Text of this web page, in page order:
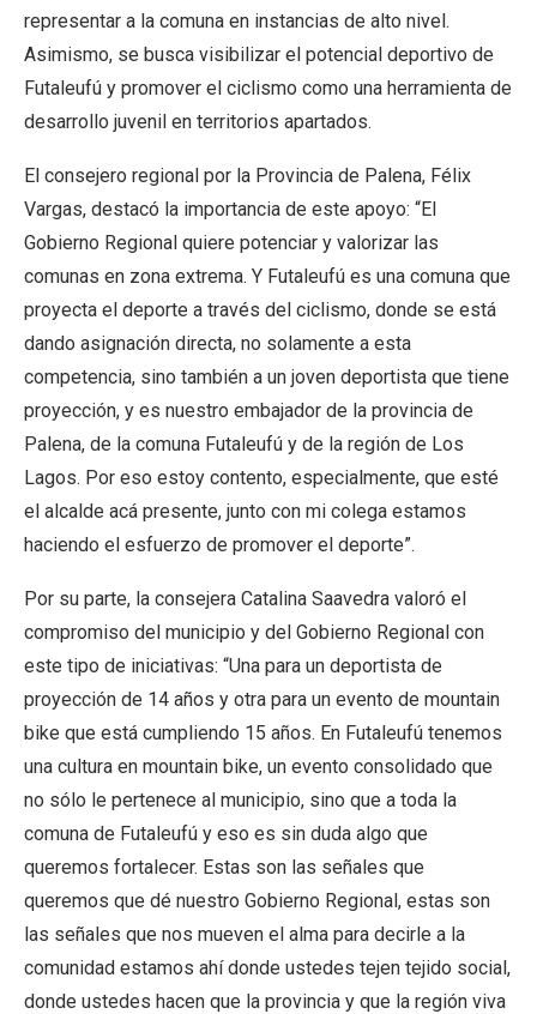
representar a la comuna en instancias de alto nivel.
Asimismo, se busca visibilizar el potencial deportivo de
Futaleufú y promover el ciclismo como una herramienta de
desarrollo juvenil en territorios apartados.
El consejero regional por la Provincia de Palena, Félix
Vargas, destacó la importancia de este apoyo: “El
Gobierno Regional quiere potenciar y valorizar las
comunas en zona extrema. Y Futaleufú es una comuna que
proyecta el deporte a través del ciclismo, donde se está
dando asignación directa, no solamente a esta
competencia, sino también a un joven deportista que tiene
proyección, y es nuestro embajador de la provincia de
Palena, de la comuna Futaleufú y de la región de Los
Lagos. Por eso estoy contento, especialmente, que esté
el alcalde acá presente, junto con mi colega estamos
haciendo el esfuerzo de promover el deporte”.
Por su parte, la consejera Catalina Saavedra valoró el
compromiso del municipio y del Gobierno Regional con
este tipo de iniciativas: “Una para un deportista de
proyección de 14 años y otra para un evento de mountain
bike que está cumpliendo 15 años. En Futaleufú tenemos
una cultura en mountain bike, un evento consolidado que
no sólo le pertenece al municipio, sino que a toda la
comuna de Futaleufú y eso es sin duda algo que
queremos fortalecer. Estas son las señales que
queremos que dé nuestro Gobierno Regional, estas son
las señales que nos mueven el alma para decirle a la
comunidad estamos ahí donde ustedes tejen tejido social,
donde ustedes hacen que la provincia y que la región viva